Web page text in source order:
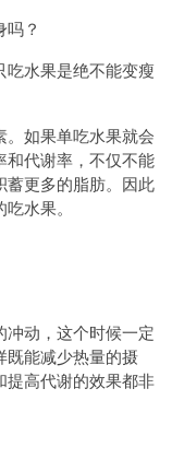
？
水果是绝不能变瘦
。如果单吃水果就会
和代谢率，不仅不能
蓄更多的脂肪。因此
水果。
动，这个时候一定
既能减少热量的摄
提高代谢的效果都非